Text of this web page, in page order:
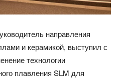
направления
и керамикой, выступил с
технологии
плавления SLM для